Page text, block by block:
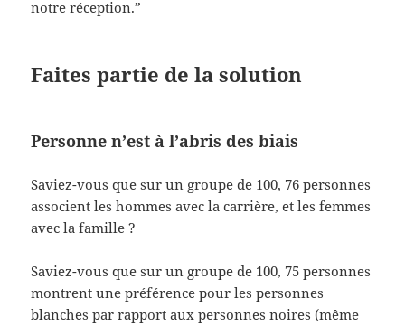
notre réception.”
Faites partie de la solution
Personne n’est à l’abris des biais
Saviez-vous que sur un groupe de 100, 76 personnes
associent les hommes avec la carrière, et les femmes
avec la famille ?
Saviez-vous que sur un groupe de 100, 75 personnes
montrent une préférence pour les personnes
blanches par rapport aux personnes noires (même